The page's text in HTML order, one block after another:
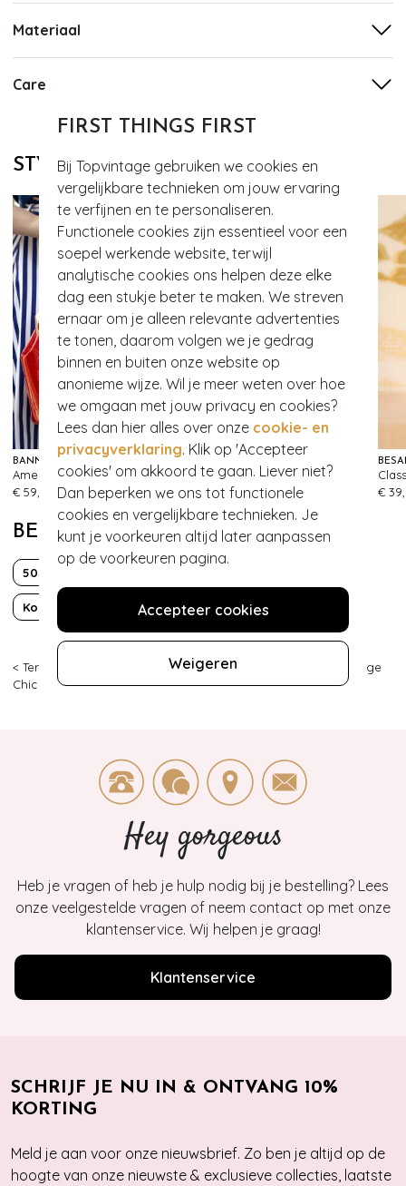
FIRST THINGS FIRST
Bij Topvintage gebruiken we cookies en
vergelijkbare technieken om jouw ervaring
te verfijnen en te personaliseren.
Functionele cookies zijn essentieel voor een
soepel werkende website, terwijl
analytische cookies ons helpen deze elke
dag een stukje beter te maken. We streven
ernaar om je alleen relevante advertenties
te tonen, daarom volgen we je gedrag
binnen en buiten onze website op
anonieme wijze. Wil je meer weten over hoe
we omgaan met jouw privacy en cookies?
Lees dan hier alles over onze cookie- en
privacyverklaring. Klik op 'Accepteer
cookies' om akkoord te gaan. Liever niet?
Dan beperken we ons tot functionele
cookies en vergelijkbare technieken. Je
kunt je voorkeuren altijd later aanpassen
op de voorkeuren pagina.
Accepteer cookies
Weigeren
Materiaal
Care
STYLE DIT MET
BANNED RETRO
American Vintage Patent tas in rood
€ 59,95
Dot vergulde oorbellen in donker Samba rood
€ 16,95
€
BEKIJK MEER VAN
50s
Korte mouw Over de knie Valentijn
< Terug Kleding >Jurken
Vintage
Chic for Topvintage >1
Hey gorgeous
Heb je vragen of heb je hulp nodig bij je bestelling? Lees
onze veelgestelde vragen of neem contact op met onze
klantenservice. Wij helpen je graag!
Klantenservice
SCHRIJF JE NU IN & ONTVANG 10%
KORTING
Meld je aan voor onze nieuwsbrief. Zo ben je altijd op de
hoogte van onze nieuwste & exclusieve collecties, laatste